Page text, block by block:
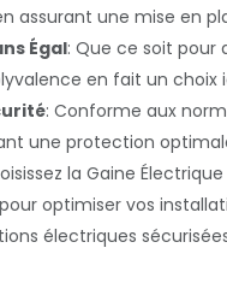
assurant une mise en
Égal: Que ce soit pour
en fait un
: Conforme aux
une protection
la Gaine
optimiser vos
électriques